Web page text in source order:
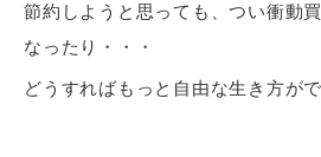
節約しようと思っても、つい衝動
なったり・・・
どうすればもっと自由な生き方が